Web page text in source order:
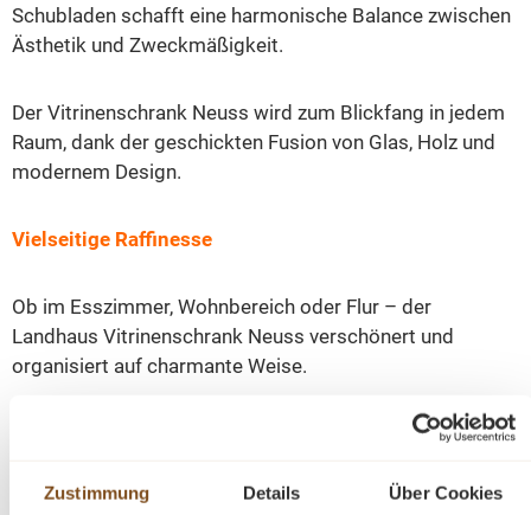
Zustimmung Details Über Cookies
Schubladen schafft eine harmonische Balance zwischen
Ästhetik und Zweckmäßigkeit.
Der Vitrinenschrank Neuss wird zum Blickfang in jedem
Raum, dank der geschickten Fusion von Glas, Holz und
modernem Design.
Vielseitige Raffinesse
Ob im Esszimmer, Wohnbereich oder Flur – der
Landhaus Vitrinenschrank Neuss verschönert und
organisiert auf charmante Weise.
Entdecken Sie den unwiderstehlichen Zauber des
gepaart mit moderner Eleganz. Perfekt für stilvolles